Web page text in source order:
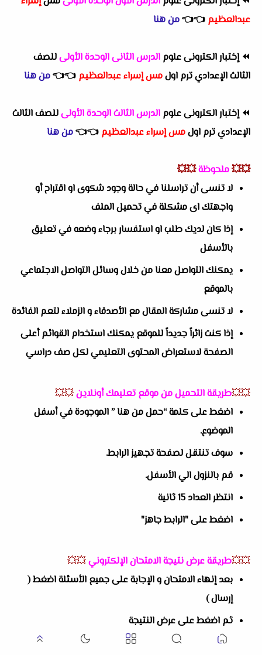
عبدالعظيم 👈
👈من هنا
⏪إختبار الكترونى علوم الدرس الثانى الوحدة الأولىللصف
الثالث الإعدادي ترم اولمس إسراء عبدالعظيم 👈
👈من هنا
⏪إختبار الكترونى علوم الدرس الثالث الوحدة الأولىللصف الثالث
الإعدادي ترم اولمس إسراء عبدالعظيم 👈
👈من هنا
💥💥ملحوظة💥💥
لا تنسى أن تراسلنا في حالة وجود شكوى او اقتراح أو
واجهتك اى مشكلة في تحميل الملف
إذا كان لديك طلب او استفسار برجاء وضعه في تعليق
بالأسفل
يمكنك التواصل معنا من خلال وسائل التواصل الاجتماعي
بالموقع
لا تنسى مشاركة المقال مع الأصدقاء و الزملاء لتعم الفائدة
إذا كنت زائراً جديداً للموقع يمكنك استخدام القوائم أعلى
الصفحة لاستعراض المحتوى التعليمي لكل صف دراسي
💥💥طريقة التحميل من موقع تعليمك أونلاين💥💥
اضغط على كلمة “حمل من هنا ” الموجودة في أسفل
الموضوع.
سوف تنتقل لصفحة تجهيز الرابط.
قم بالنزول الي الأسفل.
انتظر العداد 15 ثانية
اضغط على "الرابط جاهز"
💥💥طريقة عرض نتيجة الامتحان الإلكتروني💥💥
بعد إنهاء الامتحان و الإجابة على جميع الأسئلة اضغط (
إرسال )
ثم اضغط على عرض النتيجة
سوف يتم عرض النتيجة بالدرجات و عرض الإجابات الصحيحة و